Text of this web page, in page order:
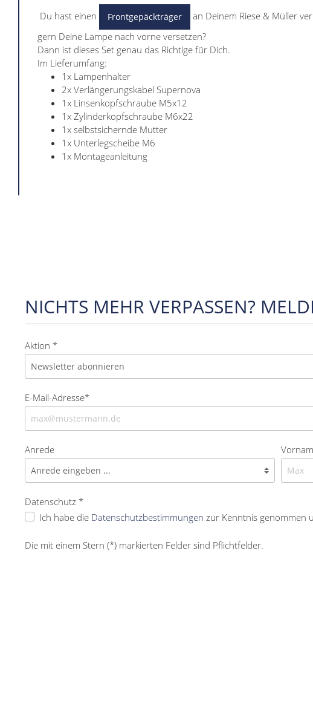
Du hast einen Frontgepäckträger
an Deinem Riese & Müller
gern Deine Lampe nach vorne versetzen?
Dann ist dieses Set genau das Richtige für Dich.
Im Lieferumfang:
1x Lampenhalter
2x Verlängerungskabel Supernova
1x Linsenkopfschraube M5x12
1x Zylinderkopfschraube M6x22
1x selbstsichernde Mutter
1x Unterlegscheibe M6
1x Montageanleitung
NICHTS MEHR VERPASSEN?
Aktion *
E-Mail-Adresse*
Anrede
Datenschutz *
Ich habe die Datenschutzbestimmungen zur Kenntnis genommen
Die mit einem Stern (*) markierten Felder sind Pflichtfelder.